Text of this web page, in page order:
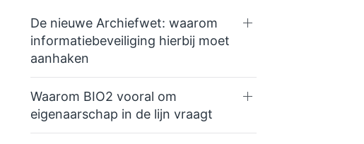
De nieuwe Archiefwet: waarom
informatiebeveiliging hierbij moet
aanhaken
Waarom BIO2 vooral om
eigenaarschap in de lijn vraagt